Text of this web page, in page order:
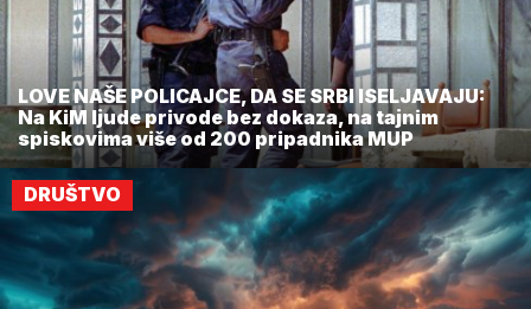
LOVE NAŠE POLICAJCE, DA SE SRBI ISELJAVAJU:
Na KiM ljude privode bez dokaza, na tajnim
spiskovima više od 200 pripadnika MUP
DRUŠTVO